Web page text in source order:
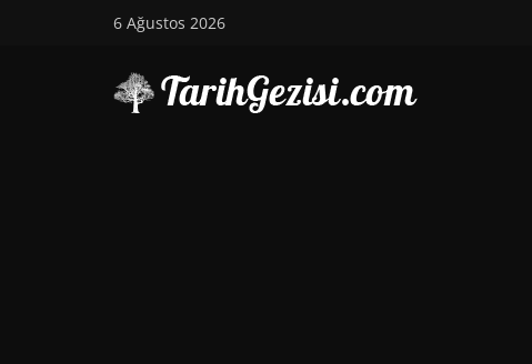
6 Ağustos 2026